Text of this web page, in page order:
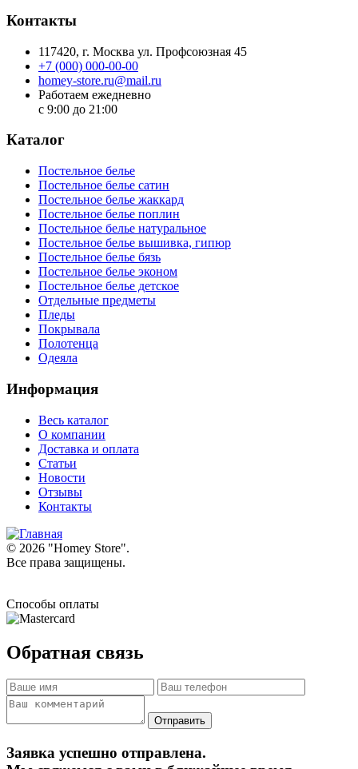
Контакты
117420, г. Москва ул. Профсоюзная 45
+7 (000) 000-00-00
homey-store.ru@mail.ru
Работаем ежедневно
с 9:00 до 21:00
Каталог
Постельное белье
Постельное белье сатин
Постельное белье жаккард
Постельное белье поплин
Постельное белье натуральное
Постельное белье вышивка, гипюр
Постельное белье бязь
Постельное белье эконом
Постельное белье детское
Отдельные предметы
Пледы
Покрывала
Полотенца
Одеяла
Информация
Весь каталог
О компании
Доставка и оплата
Статьи
Новости
Отзывы
Контакты
© 2026 "Homey Store".
Все права защищены.
Способы оплаты
Обратная связь
Заявка успешно отправлена.